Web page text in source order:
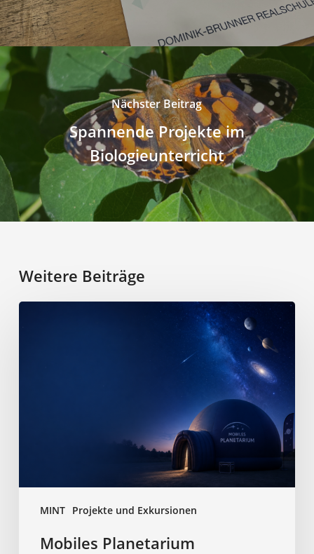
Nächster Beitrag
Spannende Projekte im
Biologieunterricht
Weitere Beiträge
MINT Projekte und Exkursionen
Mobiles Planetarium